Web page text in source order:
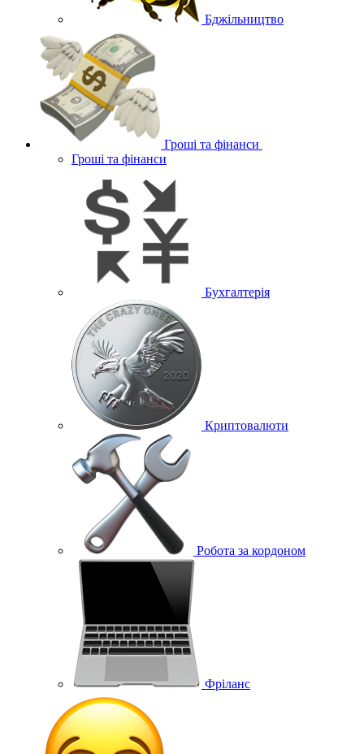
Бджільництво
Гроші та фінанси
Гроші та фінанси
Бухгалтерія
Криптовалюти
Робота за кордоном
Фріланс